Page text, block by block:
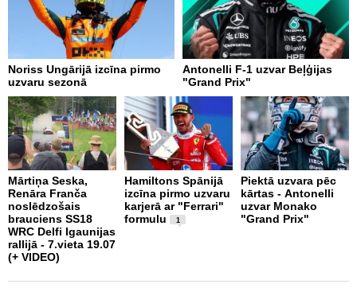
Noriss Ungārijā izcīna pirmo
uzvaru sezonā
Antonelli F-1 uzvar Beļģijas
"Grand Prix"
Mārtiņa Seska,
Renāra Franča
noslēdzošais
brauciens SS18
WRC Delfi Igaunijas
rallijā - 7.vieta 19.07
(+ VIDEO)
Hamiltons Spānijā
izcīna pirmo uzvaru
karjerā ar "Ferrari"
formulu
1
Piektā uzvara pēc
kārtas - Antonelli
uzvar Monako
"Grand Prix"